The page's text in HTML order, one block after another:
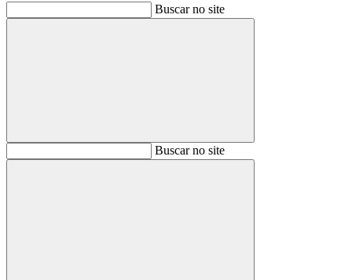
Buscar no site
BuscarBuscar no site